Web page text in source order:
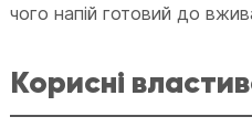
чого напій готовий до
Корисні